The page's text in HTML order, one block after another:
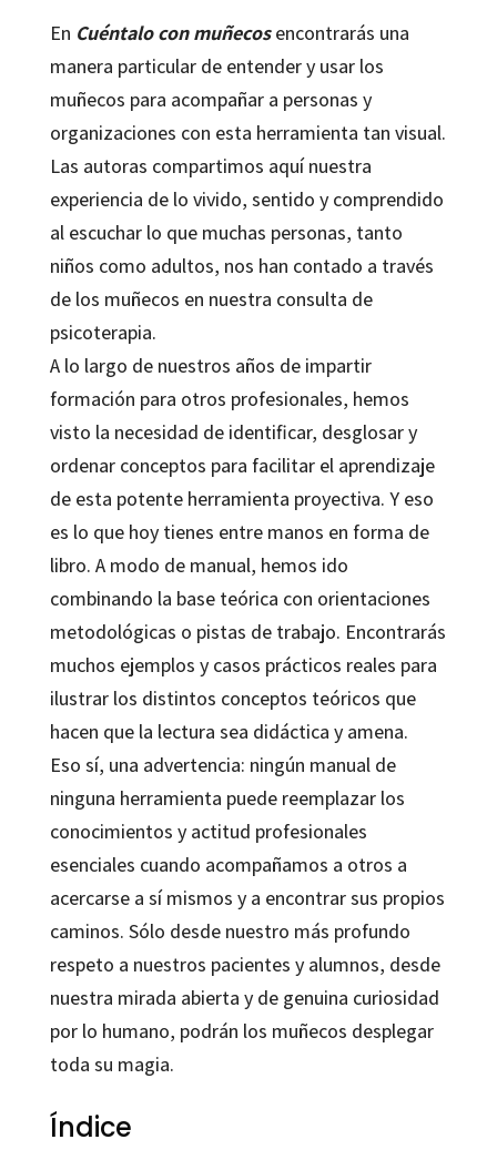
En Cuéntalo con muñecosencontrarás una
manera particular de entender y usar los
muñecos para acompañar a personas y
organizaciones con esta herramienta tan visual.
Las autoras compartimos aquí nuestra
experiencia de lo vivido, sentido y comprendido
al escuchar lo que muchas personas, tanto
niños como adultos, nos han contado a través
de los muñecos en nuestra consulta de
psicoterapia.
A lo largo de nuestros años de impartir
formación para otros profesionales, hemos
visto la necesidad de identificar, desglosar y
ordenar conceptos para facilitar el aprendizaje
de esta potente herramienta proyectiva. Y eso
es lo que hoy tienes entre manos en forma de
libro. A modo de manual, hemos ido
combinando la base teórica con orientaciones
metodológicas o pistas de trabajo. Encontrarás
muchos ejemplos y casos prácticos reales para
ilustrar los distintos conceptos teóricos que
hacen que la lectura sea didáctica y amena.
Eso sí, una advertencia: ningún manual de
ninguna herramienta puede reemplazar los
conocimientos y actitud profesionales
esenciales cuando acompañamos a otros a
acercarse a sí mismos y a encontrar sus propios
caminos. Sólo desde nuestro más profundo
respeto a nuestros pacientes y alumnos, desde
nuestra mirada abierta y de genuina curiosidad
por lo humano, podrán los muñecos desplegar
toda su magia.
Índice